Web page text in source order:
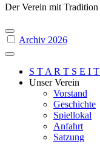
Der Verein mit Tradition
Archiv 2026
S T A R T S E I
Unser Verein
Vorstand
Geschichte
Spiellokal
Anfahrt
Satzung